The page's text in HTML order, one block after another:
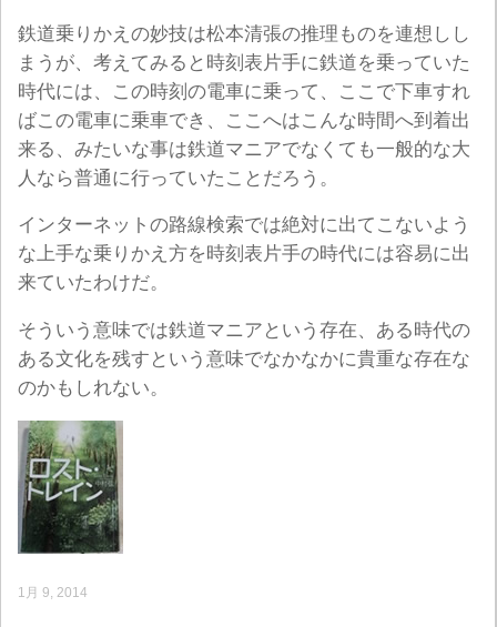
鉄道乗りかえの妙技は松本清張の推理ものを連想しし
まうが、考えてみると時刻表片手に鉄道を乗っていた
時代には、この時刻の電車に乗って、ここで下車すれ
ばこの電車に乗車でき、ここへはこんな時間へ到着出
来る、みたいな事は鉄道マニアでなくても一般的な大
人なら普通に行っていたことだろう。
インターネットの路線検索では絶対に出てこないよう
な上手な乗りかえ方を時刻表片手の時代には容易に出
来ていたわけだ。
そういう意味では鉄道マニアという存在、ある時代の
ある文化を残すという意味でなかなかに貴重な存在な
のかもしれない。
1月 9, 2014